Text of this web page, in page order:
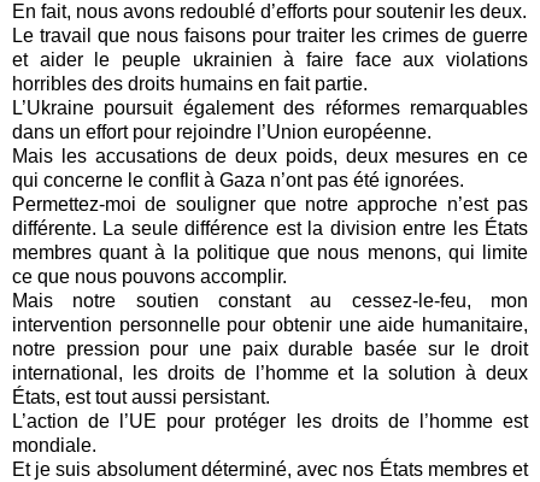
En fait, nous avons redoublé d’efforts pour soutenir les deux.
Le travail que nous faisons pour traiter les crimes de guerre
et aider le peuple ukrainien à faire face aux violations
horribles des droits humains en fait partie.
L’Ukraine poursuit également des réformes remarquables
dans un effort pour rejoindre l’Union européenne.
Mais les accusations de deux poids, deux mesures en ce
qui concerne le conflit à Gaza n’ont pas été ignorées.
Permettez-moi de souligner que notre approche n’est pas
différente. La seule différence est la division entre les États
membres quant à la politique que nous menons, qui limite
ce que nous pouvons accomplir.
Mais notre soutien constant au cessez-le-feu, mon
intervention personnelle pour obtenir une aide humanitaire,
notre pression pour une paix durable basée sur le droit
international, les droits de l’homme et la solution à deux
États, est tout aussi persistant.
L’action de l’UE pour protéger les droits de l’homme est
mondiale.
Et je suis absolument déterminé, avec nos États membres et